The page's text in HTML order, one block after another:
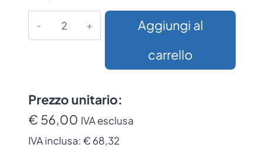
Antitaccheggio
–
Sistema
Radiofrequenza
Senza
Aggiungi al
carrello
Prezzo unitario:
€ 56,00 IVA esclusa
IVA inclusa: € 68,32